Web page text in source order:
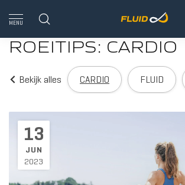
MENU
ROEITIPS: CARDIO
Bekijk alles CARDIO FLUID
13
JUN
2023